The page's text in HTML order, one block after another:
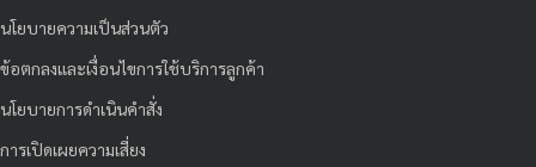
นโยบายความเป็นส่วนตัว
ข้อตกลงและเงื่อนไขการใช้บริการลูกค้า
นโยบายการดำเนินคำสั่ง
การเปิดเผยความเสี่ยง